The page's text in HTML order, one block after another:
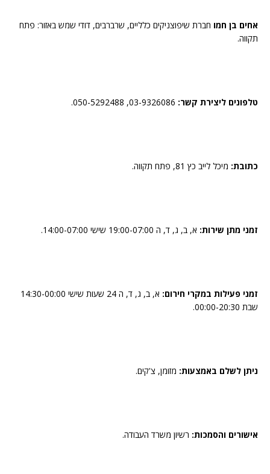
אחים בן חמו חברת שיפוצניקים כלליים, שרברבים, דודי שמש באזור: פתח
תקווה.
טלפונים ליצירת קשר:
כתובת: מיכל לייב כץ 81, פתח תקווה.
זמני מתן שירות: א, ב, ג, ד, ה 19:00-07:00 שישי 14:00-07:00.
זמני פעילות במקרי חירום:
א, ב, ג, ד, ה 24 שעות שישי 14:30-00:00
שבת 00:00-20:30.
ניתן לשלם באמצעות: מזומן, צ'קים.
אישורים והסמכות: רשיון משרד העבודה.